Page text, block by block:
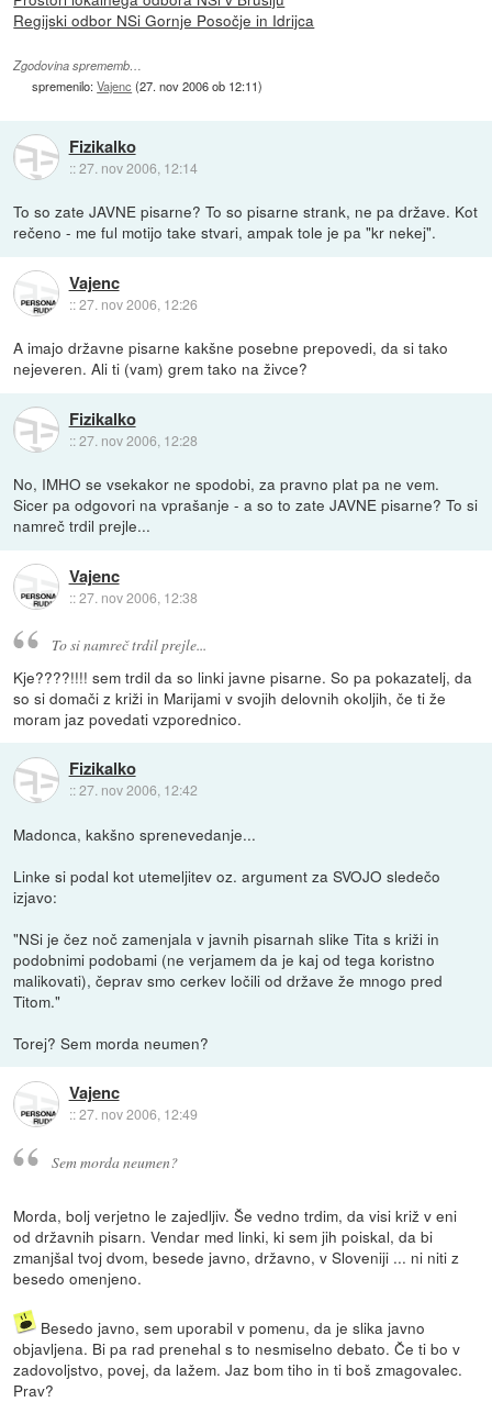
Regijski odbor NSi Gornje Posočje in Idrijca
Zgodovina sprememb…
spremenilo:Vajenc (27. nov 2006 ob 12:11)
Fizikalko
::27. nov 2006, 12:14
To so zate JAVNE pisarne? To so pisarne strank, ne pa države. Kot
rečeno - me ful motijo take stvari, ampak tole je pa "kr nekej".
Vajenc
::27. nov 2006, 12:26
A imajo državne pisarne kakšne posebne prepovedi, da si tako
nejeveren. Ali ti (vam) grem tako na živce?
Fizikalko
::27. nov 2006, 12:28
No, IMHO se vsekakor ne spodobi, za pravno plat pa ne vem.
Sicer pa odgovori na vprašanje - a so to zate JAVNE pisarne? To si
namreč trdil prejle...
Vajenc
::27. nov 2006, 12:38
To si namreč trdil prejle...
Kje????!!!! sem trdil da so linki javne pisarne. So pa pokazatelj, da
so si domači z križi in Marijami v svojih delovnih okoljih, če ti že
moram jaz povedati vzporednico.
Fizikalko
::27. nov 2006, 12:42
Madonca, kakšno sprenevedanje...
Linke si podal kot utemeljitev oz. argument za SVOJO sledečo
izjavo:
"NSi je čez noč zamenjala v javnih pisarnah slike Tita s križi in
podobnimi podobami (ne verjamem da je kaj od tega koristno
malikovati), čeprav smo cerkev ločili od države že mnogo pred
Titom."
Torej? Sem morda neumen?
Vajenc
::27. nov 2006, 12:49
Sem morda neumen?
Morda, bolj verjetno le zajedljiv. Še vedno trdim, da visi križ v eni
od državnih pisarn. Vendar med linki, ki sem jih poiskal, da bi
zmanjšal tvoj dvom, besede javno, državno, v Sloveniji ... ni niti z
besedo omenjeno.
Besedo javno, sem uporabil v pomenu, da je slika javno
objavljena. Bi pa rad prenehal s to nesmiselno debato. Če ti bo v
zadovoljstvo, povej, da lažem. Jaz bom tiho in ti boš zmagovalec.
Prav?